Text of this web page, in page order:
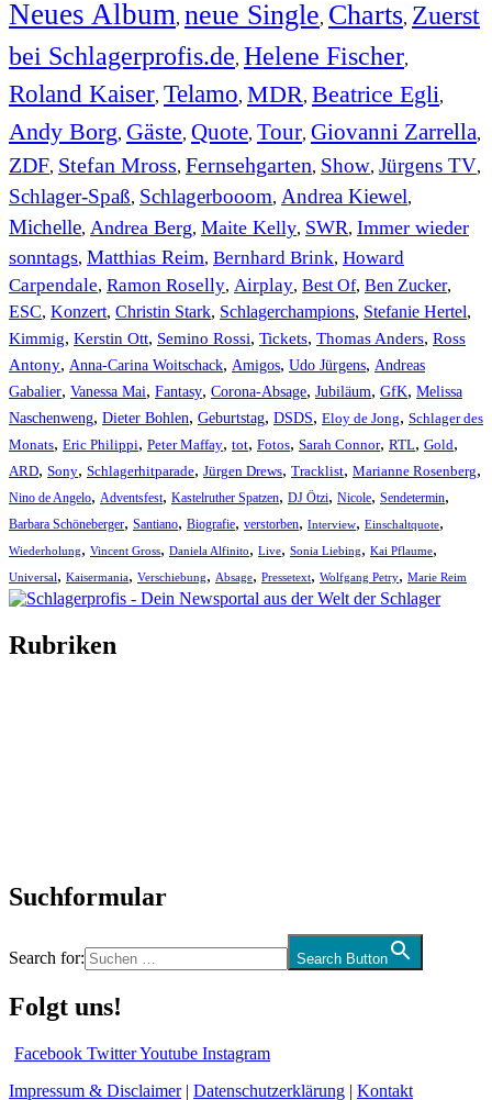
Neues Album, neue Single, Charts, Zuerst
bei Schlagerprofis.de, Helene Fischer,
Roland Kaiser, Telamo, MDR, Beatrice Egli,
Andy Borg, Gäste, Quote, Tour, Giovanni Zarrella,
ZDF, Stefan Mross, Fernsehgarten, Show, Jürgens TV,
Schlager-Spaß, Schlagerbooom, Andrea Kiewel,
Michelle, Andrea Berg, Maite Kelly, SWR, Immer wieder
sonntags, Matthias Reim, Bernhard Brink, Howard
Carpendale, Ramon Roselly, Airplay, Best Of, Ben Zucker,
ESC, Konzert, Christin Stark, Schlagerchampions, Stefanie Hertel,
Kimmig, Kerstin Ott, Semino Rossi, Tickets, Thomas Anders, Ross
Antony, Anna-Carina Woitschack, Amigos, Udo Jürgens, Andreas
Gabalier, Vanessa Mai, Fantasy, Corona-Absage, Jubiläum, GfK, Melissa
Naschenweng, Dieter Bohlen, Geburtstag, DSDS, Eloy de Jong, Schlager des
Monats, Eric Philippi, Peter Maffay, tot, Fotos, Sarah Connor, RTL, Gold,
ARD, Sony, Schlagerhitparade, Jürgen Drews, Tracklist, Marianne Rosenberg,
Nino de Angelo, Adventsfest, Kastelruther Spatzen, DJ Ötzi, Nicole, Sendetermin,
Barbara Schöneberger, Santiano, Biografie, verstorben, Interview, Einschaltquote,
Wiederholung, Vincent Gross, Daniela Alfinito, Live, Sonia Liebing, Kai Pflaume,
Universal, Kaisermania, Verschiebung, Absage, Pressetext, Wolfgang Petry, Marie Reim
Rubriken
Suchformular
Search for: Search Button
Folgt uns!
Facebook TwitterYoutube Instagram
Impressum & Disclaimer| Datenschutzerklärung | Kontakt